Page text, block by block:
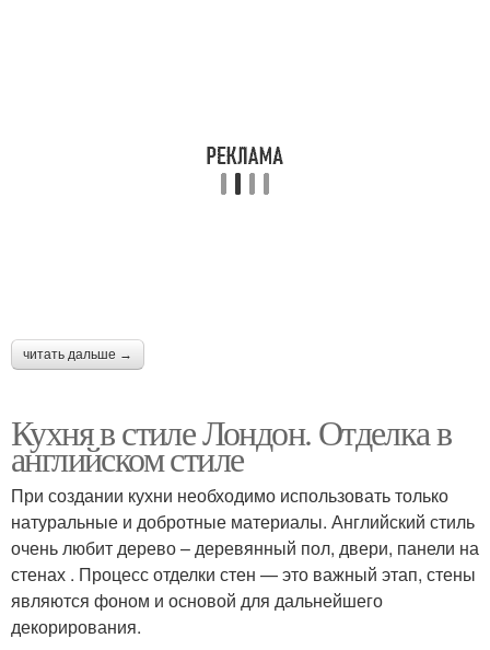
читать дальше →
Кухня в стиле Лондон. Отделка в
английском стиле
При создании кухни необходимо использовать только
натуральные и добротные материалы. Английский стиль
очень любит дерево – деревянный пол, двери, панели на
стенах . Процесс отделки стен — это важный этап, стены
являются фоном и основой для дальнейшего
декорирования.